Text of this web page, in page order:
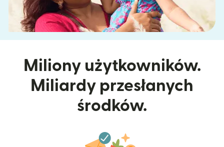
Miliony użytkowników.
Miliardy przesłanych
środków.